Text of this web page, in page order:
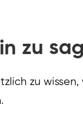
zu
zu